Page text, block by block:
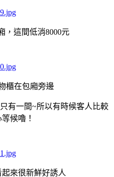
，這間低消8000元
櫃在包廂旁邊
有一間~所以有時候客人比較
候嚕！
來很新鮮好誘人